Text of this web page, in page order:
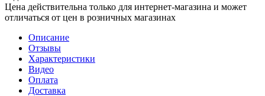
Цена действительна только для интернет-магазина и может
отличаться от цен в розничных магазинах
Описание
Отзывы
Характеристики
Видео
Оплата
Доставка